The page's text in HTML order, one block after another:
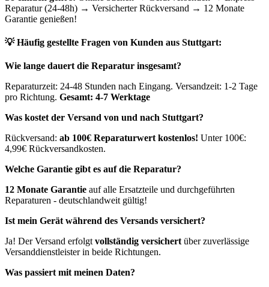
Reparatur (24-48h) → Versicherter Rückversand → 12 Monate
Garantie genießen!
💡 Häufig gestellte Fragen von Kunden aus Stuttgart:
Wie lange dauert die Reparatur insgesamt?
Reparaturzeit: 24-48 Stunden nach Eingang. Versandzeit: 1-2 Tage
pro Richtung. Gesamt: 4-7 Werktage
Was kostet der Versand von und nach Stuttgart?
Rückversand: ab 100€ Reparaturwert kostenlos! Unter 100€:
4,99€ Rückversandkosten.
Welche Garantie gibt es auf die Reparatur?
12 Monate Garantie auf alle Ersatzteile und durchgeführten
Reparaturen - deutschlandweit gültig!
Ist mein Gerät während des Versands versichert?
Ja! Der Versand erfolgt vollständig versichert über zuverlässige
Versanddienstleister in beide Richtungen.
Was passiert mit meinen Daten?